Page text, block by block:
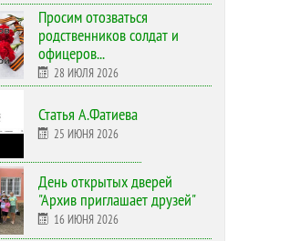
Просим отозваться
родственников солдат и
офицеров...
28 ИЮЛЯ 2026
Статья А.Фатиева
25 ИЮНЯ 2026
День открытых дверей
"Архив приглашает друзей"
16 ИЮНЯ 2026